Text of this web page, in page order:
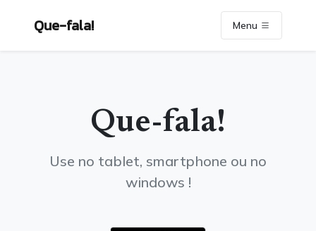
Que-fala! Menu
Que-fala!
Use no tablet, smartphone ou no
windows !